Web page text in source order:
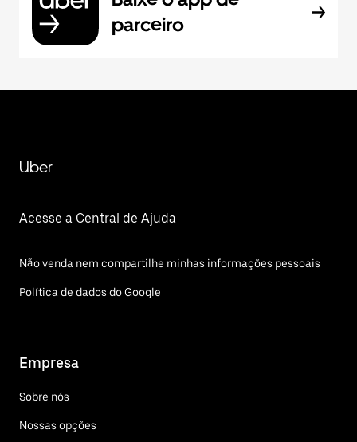
parceiro
Uber
Acesse a Central de Ajuda
Não venda nem compartilhe minhas informações pessoais
Política de dados do Google
Empresa
Sobre nós
Nossas opções